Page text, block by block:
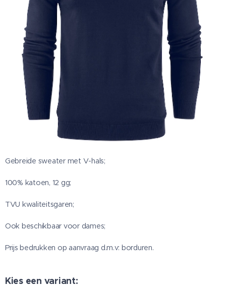
Gebreide sweater met V-hals;
100% katoen, 12 gg;
TVU kwaliteitsgaren;
Ook beschikbaar voor dames;
Prijs bedrukken op aanvraag d.m.v: borduren.
Kies een variant: